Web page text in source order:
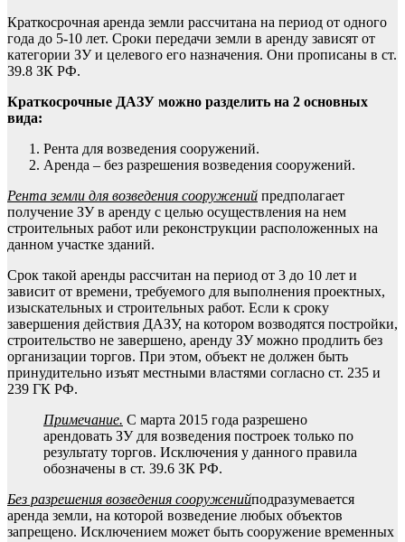
Краткосрочная аренда земли рассчитана на период от одного
года до 5-10 лет. Сроки передачи земли в аренду зависят от
категории ЗУ и целевого его назначения. Они прописаны в ст.
39.8 ЗК РФ.
Краткосрочные ДАЗУ можно разделить на 2 основных
вида:
Рента для возведения сооружений.
Аренда – без разрешения возведения сооружений.
Рента земли для возведения сооружений предполагает
получение ЗУ в аренду с целью осуществления на нем
строительных работ или реконструкции расположенных на
данном участке зданий.
Срок такой аренды рассчитан на период от 3 до 10 лет и
зависит от времени, требуемого для выполнения проектных,
изыскательных и строительных работ. Если к сроку
завершения действия ДАЗУ, на котором возводятся постройки,
строительство не завершено, аренду ЗУ можно продлить без
организации торгов. При этом, объект не должен быть
принудительно изъят местными властями согласно ст. 235 и
239 ГК РФ.
Примечание. С марта 2015 года разрешено
арендовать ЗУ для возведения построек только по
результату торгов. Исключения у данного правила
обозначены в ст. 39.6 ЗК РФ.
Без разрешения возведения сооруженийподразумевается
аренда земли, на которой возведение любых объектов
запрещено. Исключением может быть сооружение временных